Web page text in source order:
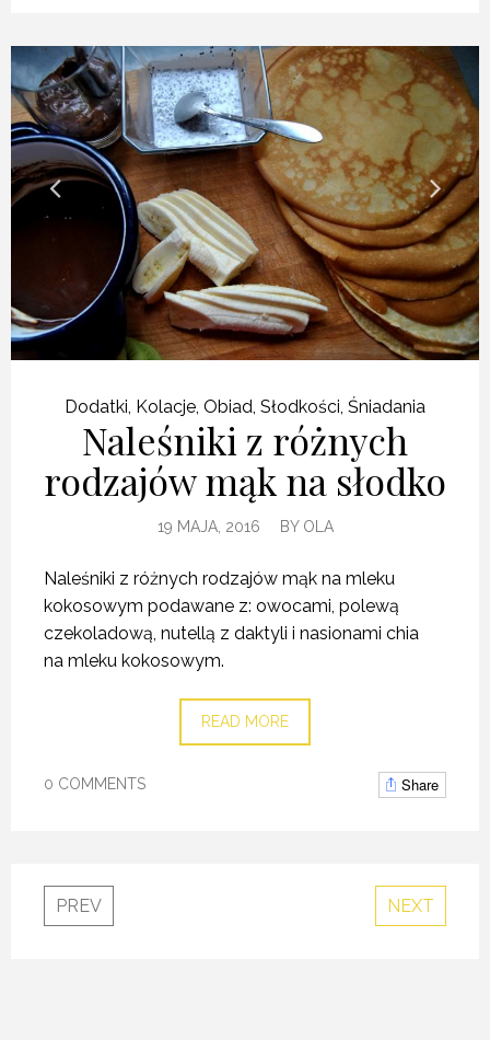
Dodatki, Kolacje, Obiad, Słodkości, Śniadania
Naleśniki z różnych
rodzajów mąk na słodko
19 MAJA, 2016 BY OLA
Naleśniki z różnych rodzajów mąk na mleku
kokosowym podawane z: owocami, polewą
czekoladową, nutellą z daktyli i nasionami chia
na mleku kokosowym.
READ MORE
0 COMMENTS Share
PREV NEXT